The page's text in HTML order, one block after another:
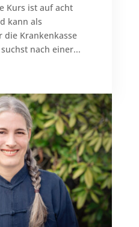
Kurs ist auf acht
kann als
die Krankenkasse
nach einer...